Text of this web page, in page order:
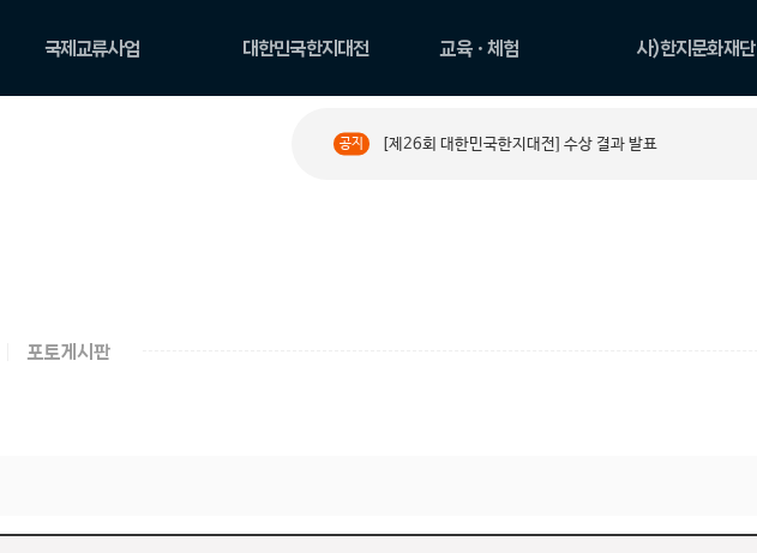
국제교류사업 대한민국한지대전
수상작 둘러보기
교육ㆍ체험 사)한지문화재단
공지 [제26회 대한민국한지대전] 수상 결과 발표
포토게시판